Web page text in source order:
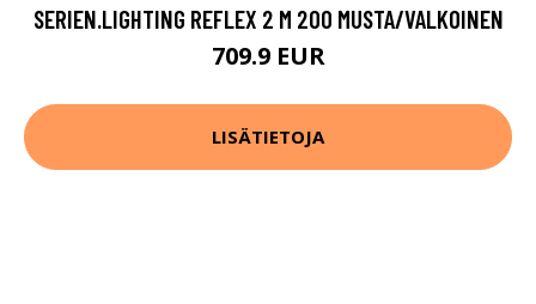
SERIEN.LIGHTING REFLEX 2 M 200 MUSTA/VALKOINEN
709.9 EUR
LISÄTIETOJA